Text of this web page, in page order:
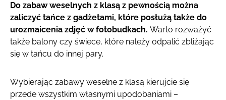
Do zabaw weselnych z klasą z pewnością można
zaliczyć tańce z gadżetami, które posłużą także do
urozmaicenia zdjęć w fotobudkach. Warto rozważyć
także balony czy świece, które należy odpalić zbliżając
się w tańcu do innej pary.
Wybierając zabawy weselne z klasą kierujcie się
przede wszystkim własnymi upodobaniami –